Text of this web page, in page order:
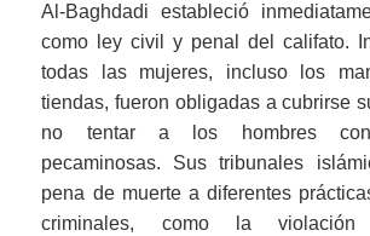
Al-Baghdadi estableció
como ley civil y penal del califato.
todas las mujeres, incluso los
tiendas, fueron obligadas a cubrirse
no tentar a los hombres con
pecaminosas. Sus tribunales
pena de muerte a diferentes
criminales, como la